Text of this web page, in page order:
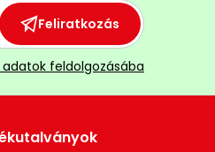
Feliratkozás
feldolgozásába